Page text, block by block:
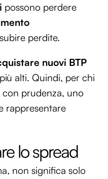
possono perdere
perdite.
nuovi BTP
alti. Quindi, per chi
con prudenza, uno
rappresentare
lo spread
non significa solo